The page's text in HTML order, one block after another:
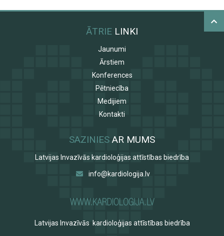
ĀTRIE LINKI
Jaunumi
Ārstiem
Konferences
Pētniecība
Medijiem
Kontakti
SAZINIES AR MUMS
Latvijas Invazīvās kardioloģijas attīstības biedrība
info@kardiologija.lv
Latvijas Invazīvās kardioloģijas attīstības biedrība